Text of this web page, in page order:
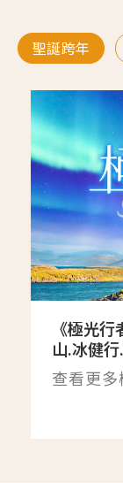
聖誕跨年
《極光
山.冰健
查看更